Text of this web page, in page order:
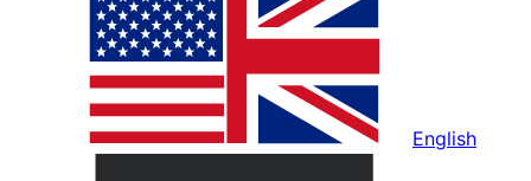
English